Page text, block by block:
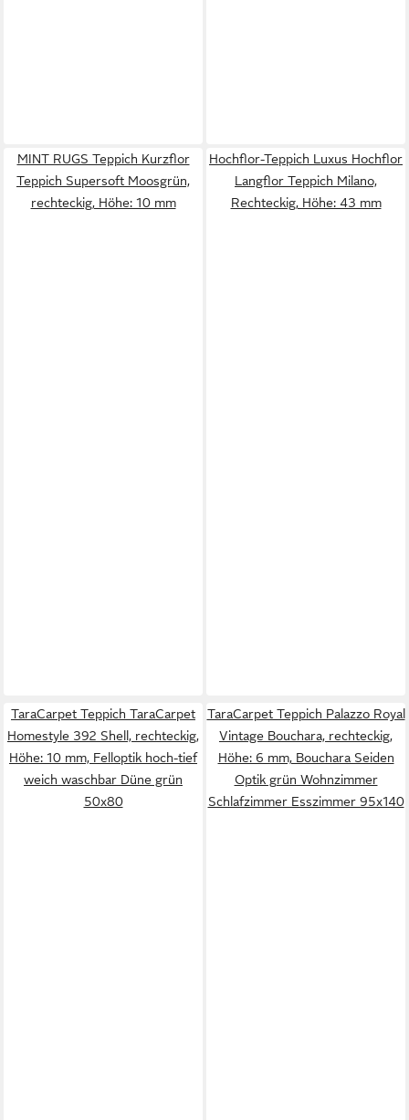
MINT RUGS Teppich Kurzflor
Teppich Supersoft Moosgrün,
rechteckig, Höhe: 10 mm
Hochflor-Teppich Luxus Hochflor
Langflor Teppich Milano,
Rechteckig, Höhe: 43 mm
TaraCarpet Teppich TaraCarpet
Homestyle 392 Shell, rechteckig,
Höhe: 10 mm, Felloptik hoch-tief
weich waschbar Düne grün
50x80
TaraCarpet Teppich Palazzo Royal
Vintage Bouchara, rechteckig,
Höhe: 6 mm, Bouchara Seiden
Optik grün Wohnzimmer
Schlafzimmer Esszimmer 95x140